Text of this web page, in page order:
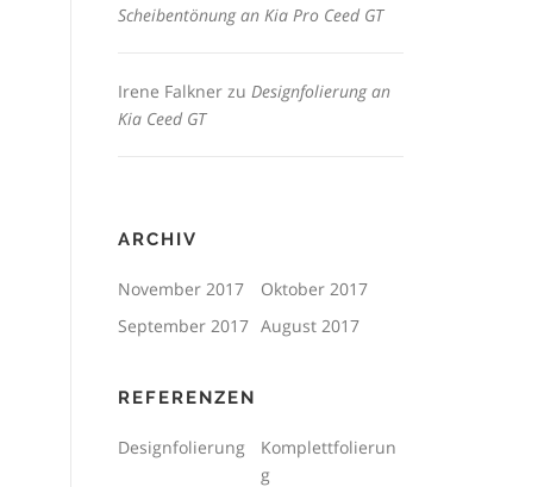
Scheibentönung an Kia Pro Ceed GT
Irene Falkner zu Designfolierung an
Kia Ceed GT
ARCHIV
November 2017
Oktober 2017
September 2017 August 2017
REFERENZEN
Designfolierung
Komplettfolierun
g